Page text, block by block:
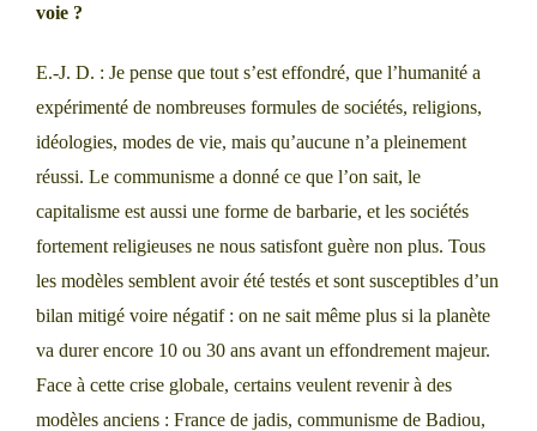
voie ?
E.-J. D. : Je pense que tout s’est effondré, que l’humanité a
expérimenté de nombreuses formules de sociétés, religions,
idéologies, modes de vie, mais qu’aucune n’a pleinement
réussi. Le communisme a donné ce que l’on sait, le
capitalisme est aussi une forme de barbarie, et les sociétés
fortement religieuses ne nous satisfont guère non plus. Tous
les modèles semblent avoir été testés et sont susceptibles d’un
bilan mitigé voire négatif : on ne sait même plus si la planète
va durer encore 10 ou 30 ans avant un effondrement majeur.
Face à cette crise globale, certains veulent revenir à des
modèles anciens : France de jadis, communisme de Badiou,